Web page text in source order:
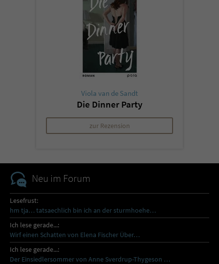
Viola van de Sandt
Die Dinner Party
zur Rezension
Neu im Forum
Lesefrust:
hm tja… tatsaechlich bin ich an der sturmhoehe…
Ich lese gerade...:
Wirf einen Schatten von Elena Fischer Über…
Ich lese gerade...:
Der Einsiedlersommer von Anne Sverdrup-Thygeson …